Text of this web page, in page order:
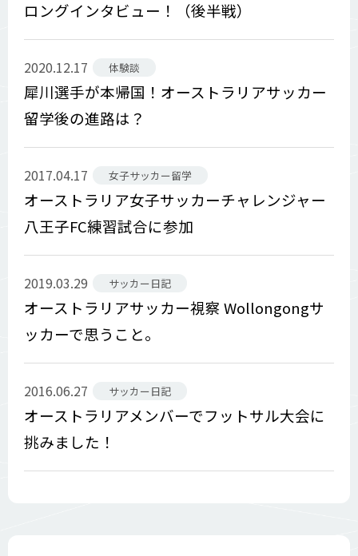
ロングインタビュー！（後半戦）
2020.12.17 体験談
犀川選手が本帰国！オーストラリアサッカー
留学後の進路は？
2017.04.17 女子サッカー留学
オーストラリア女子サッカーチャレンジャー
八王子FC練習試合に参加
2019.03.29 サッカー日記
オーストラリアサッカー視察 Wollongongサ
ッカーで思うこと。
2016.06.27 サッカー日記
オーストラリアメンバーでフットサル大会に
挑みました！